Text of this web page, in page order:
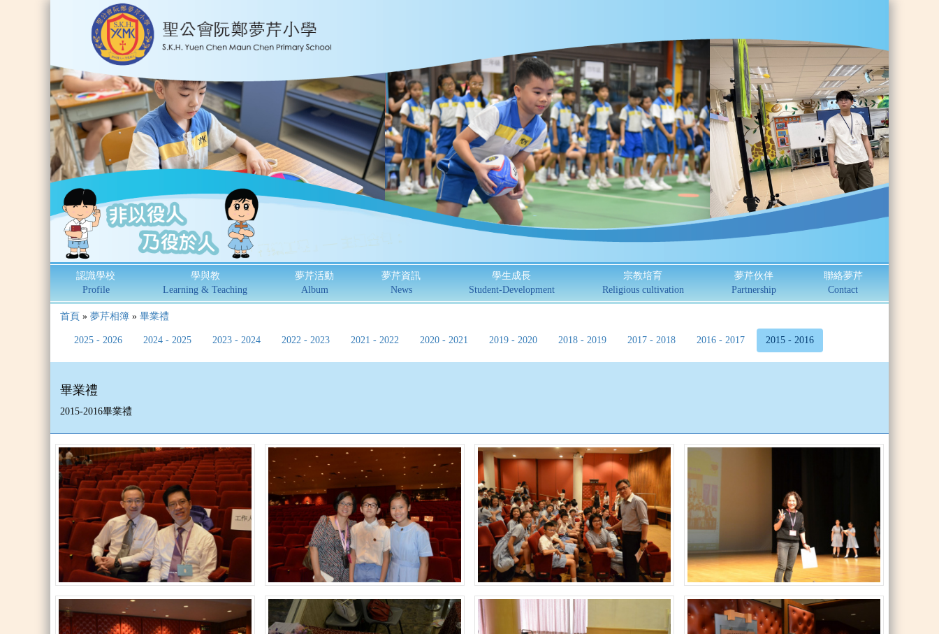
認識學校
Profile
學與教
Learning & Teaching
夢芹活動
Album
夢芹資訊
News
學生成長
Student-Development
宗教培育
Religious cultivation
夢芹伙伴
Partnership
聯絡夢芹
Contact
首頁 » 夢芹相簿 » 畢業禮
2025 - 2026 2024 - 2025 2023 - 2024 2022 - 2023 2021 - 2022 2020 - 2021 2019 - 2020 2018 - 2019 2017 - 2018 2016 - 2017 2015 - 2016
畢業禮
2015-2016畢業禮